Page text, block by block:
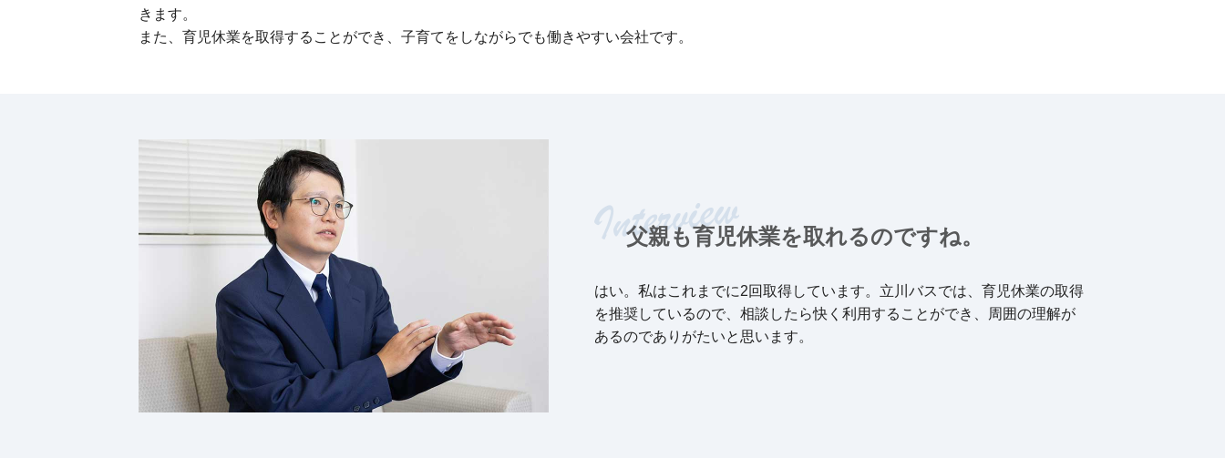
きます。
また、育児休業を取得することができ、子育てをしながらでも働きやすい会社です。
父親も育児休業を取れるのですね。
はい。私はこれまでに2回取得しています。立川バスでは、育児休業の取得
を推奨しているので、相談したら快く利用することができ、周囲の理解が
あるのでありがたいと思います。